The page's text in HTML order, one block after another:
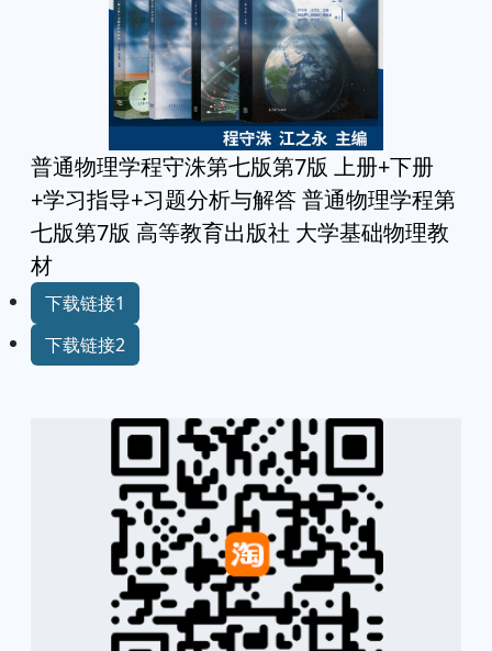
普通物理学程守洙第七版第7版 上册+下册
+学习指导+习题分析与解答 普通物理学程第
七版第7版 高等教育出版社 大学基础物理教
材
下载链接1
下载链接2